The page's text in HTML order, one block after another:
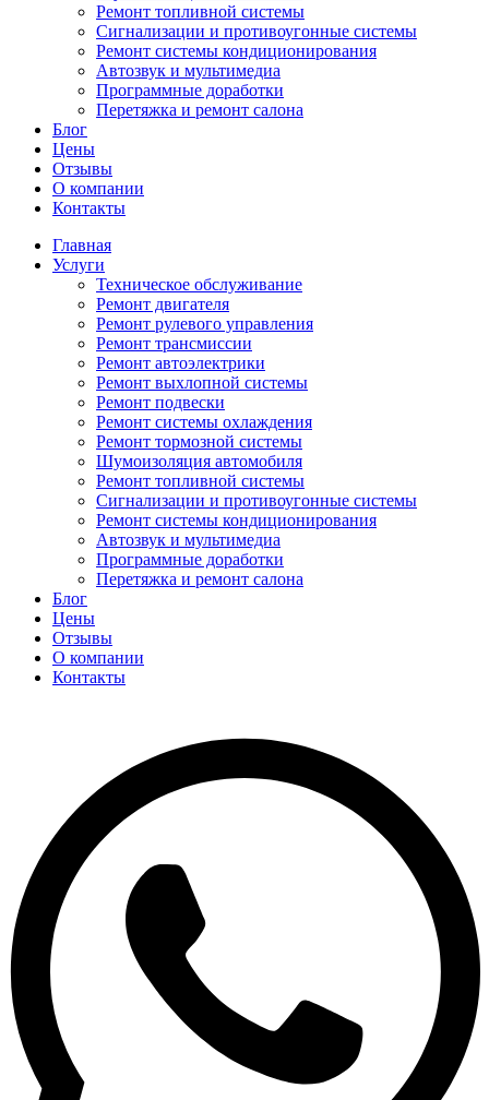
Ремонт топливной системы
Сигнализации и противоугонные системы
Ремонт системы кондиционирования
Автозвук и мультимедиа
Программные доработки
Перетяжка и ремонт салона
Блог
Цены
Отзывы
О компании
Контакты
Главная
Услуги
Техническое обслуживание
Ремонт двигателя
Ремонт рулевого управления
Ремонт трансмиссии
Ремонт автоэлектрики
Ремонт выхлопной системы
Ремонт подвески
Ремонт системы охлаждения
Ремонт тормозной системы
Шумоизоляция автомобиля
Ремонт топливной системы
Сигнализации и противоугонные системы
Ремонт системы кондиционирования
Автозвук и мультимедиа
Программные доработки
Перетяжка и ремонт салона
Блог
Цены
Отзывы
О компании
Контакты